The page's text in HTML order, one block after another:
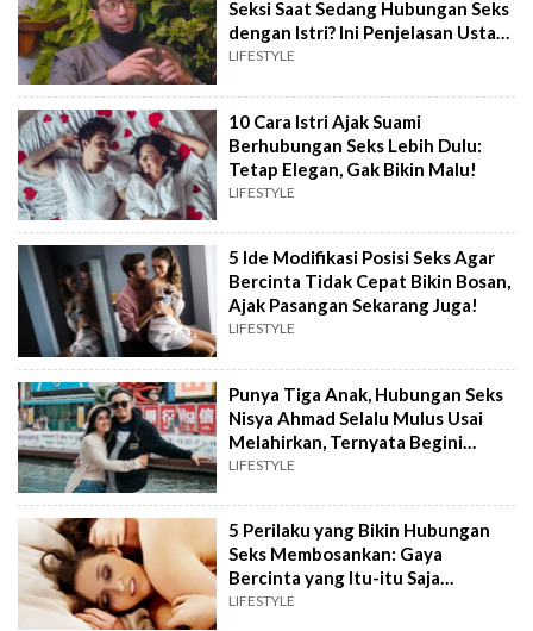
Seksi Saat Sedang Hubungan Seks
dengan Istri? Ini Penjelasan Ustaz
Khalid Basalamah
LIFESTYLE
10 Cara Istri Ajak Suami
Berhubungan Seks Lebih Dulu:
Tetap Elegan, Gak Bikin Malu!
LIFESTYLE
5 Ide Modifikasi Posisi Seks Agar
Bercinta Tidak Cepat Bikin Bosan,
Ajak Pasangan Sekarang Juga!
LIFESTYLE
Punya Tiga Anak, Hubungan Seks
Nisya Ahmad Selalu Mulus Usai
Melahirkan, Ternyata Begini
Tipsnya
LIFESTYLE
5 Perilaku yang Bikin Hubungan
Seks Membosankan: Gaya
Bercinta yang Itu-itu Saja
Termasuk?
LIFESTYLE